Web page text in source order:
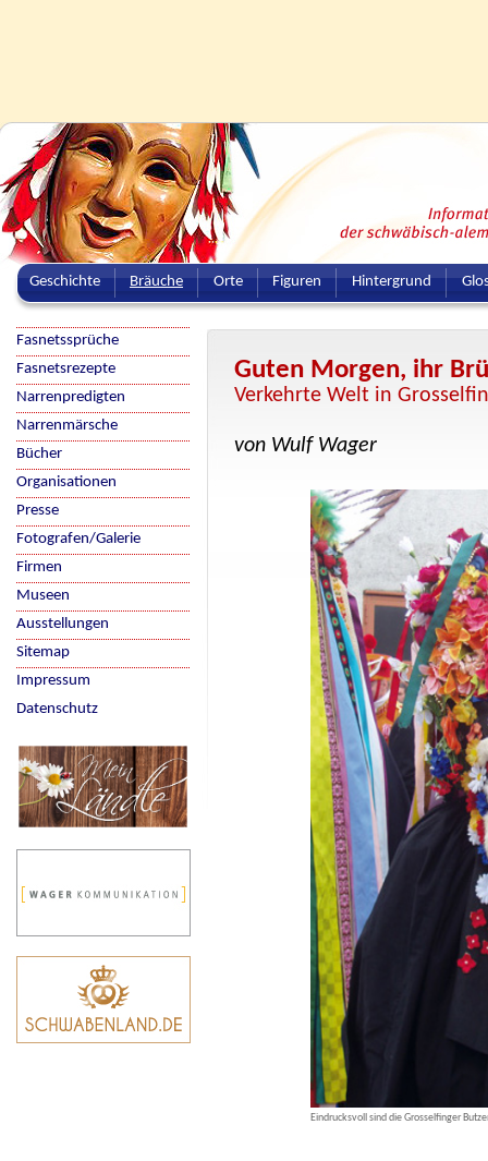
Geschichte Bräuche Orte Figuren Hintergrund
Guten Morgen, ihr
Verkehrte Welt in
von Wulf Wager
Eindrucksvoll sind die Grosselfinger
Fasnetssprüche
Fasnetsrezepte
Narrenpredigten
Narrenmärsche
Bücher
Organisationen
Presse
Fotografen/Galerie
Firmen
Museen
Ausstellungen
Sitemap
Impressum
Datenschutz